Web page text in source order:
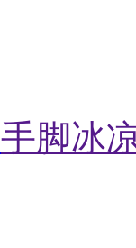
手脚冰